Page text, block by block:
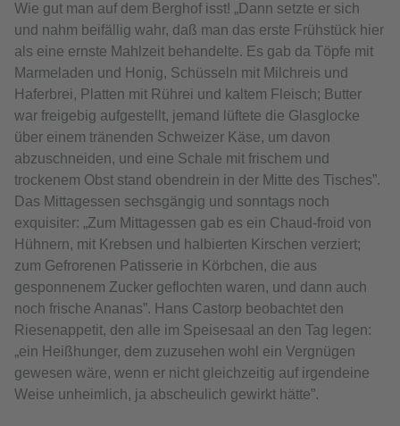
Wie gut man auf dem Berghof isst! „Dann setzte er sich
und nahm beifällig wahr, daß man das erste Frühstück hier
als eine ernste Mahlzeit behandelte. Es gab da Töpfe mit
Marmeladen und Honig, Schüsseln mit Milchreis und
Haferbrei, Platten mit Rührei und kaltem Fleisch; Butter
war freigebig aufgestellt, jemand lüftete die Glasglocke
über einem tränenden Schweizer Käse, um davon
abzuschneiden, und eine Schale mit frischem und
trockenem Obst stand obendrein in der Mitte des Tisches”.
Das Mittagessen sechsgängig und sonntags noch
exquisiter: „Zum Mittagessen gab es ein Chaud-froid von
Hühnern, mit Krebsen und halbierten Kirschen verziert;
zum Gefrorenen Patisserie in Körbchen, die aus
gesponnenem Zucker geflochten waren, und dann auch
noch frische Ananas”. Hans Castorp beobachtet den
Riesenappetit, den alle im Speisesaal an den Tag legen:
„ein Heißhunger, dem zuzusehen wohl ein Vergnügen
gewesen wäre, wenn er nicht gleichzeitig auf irgendeine
Weise unheimlich, ja abscheulich gewirkt hätte”.